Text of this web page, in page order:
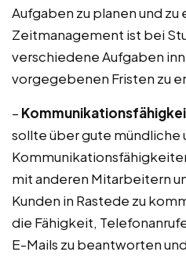
Aufgaben zu planen und
Zeitmanagement ist bei
verschiedene Aufgaben
vorgegebenen Fristen zu
–
sollte über gute mündliche
mit anderen Mitarbeitern
Kunden in Rastede zu
die Fähigkeit,
E-Mails zu beantworten